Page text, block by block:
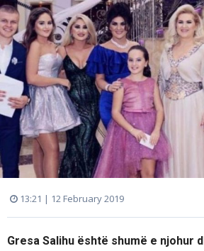
13:21 | 12 February 2019
Gresa Salihu është shumë e njohur